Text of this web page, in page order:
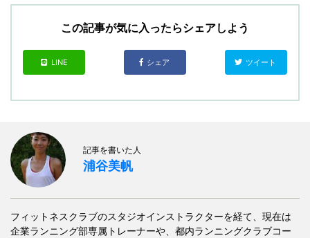
この記事が気に入ったらシェアしよう
LINE シェア ツイート
記事を書いた人
浦谷美帆
フィットネスクラブのスタジオインストラクターを経て、現在は
企業ランニング部専属トレーナーや、都内ランニングクラブコー